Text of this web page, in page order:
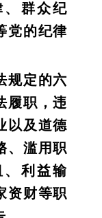
群众纪
党的纪律
规定的六
履职，违
以及道德
、滥用职
利益输
资财等职